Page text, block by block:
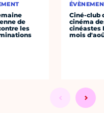
de
les
Ciné-club
cinéma
cinéastes
mois